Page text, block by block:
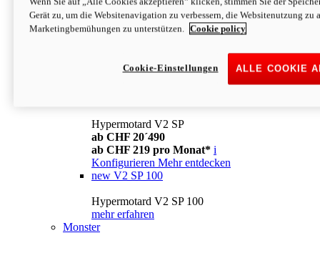
Konfigurieren Mehr entdecken
newV2
ab CHF 169 pro Monat* i
Mehr entdecken
Hypermotard V2 SP
ab CHF 20´490
ab CHF 219 pro Monat* i
Konfigurieren Mehr entdecken
new V2 SP 100
Hypermotard V2 SP 100
mehr erfahren
Monster
Gerät zu, um die Websitenavigation zu verbessern, die Websitenutzung zu
Marketingbemühungen zu unterstützen.
Cookie policy
ALLE COOKIE
Cookie-Einstellungen